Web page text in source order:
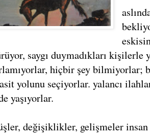
saygı duymadıkları kişilerle
hiçbir şey bilmiyorlar;
yolunu seçiyorlar. yalancı
yaşıyorlar.
değişiklikler, gelişmeler